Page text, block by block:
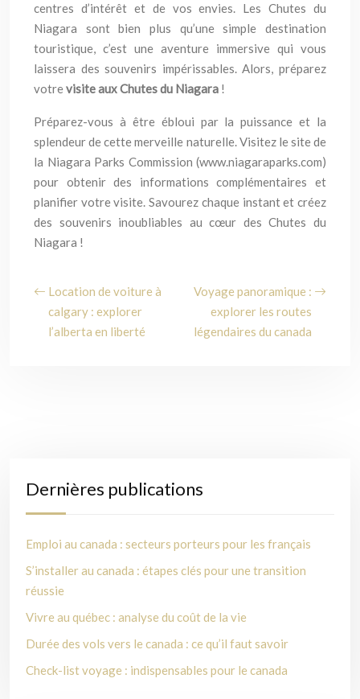
centres d’intérêt et de vos envies. Les Chutes du
Niagara sont bien plus qu’une simple destination
touristique, c’est une aventure immersive qui vous
laissera des souvenirs impérissables. Alors, préparez
votrevisite aux Chutes du Niagara !
Préparez-vous à être ébloui par la puissance et la
splendeur de cette merveille naturelle. Visitez le site de
la Niagara Parks Commission (www.niagaraparks.com)
pour obtenir des informations complémentaires et
planifier votre visite. Savourez chaque instant et créez
des souvenirs inoubliables au cœur des Chutes du
Niagara !
Location de voiture à
calgary : explorer
l’alberta en liberté
Voyage panoramique :
explorer les routes
légendaires du canada
Dernières publications
Emploi au canada : secteurs porteurs pour les français
S’installer au canada : étapes clés pour une transition
réussie
Vivre au québec : analyse du coût de la vie
Durée des vols vers le canada : ce qu’il faut savoir
Check-list voyage : indispensables pour le canada